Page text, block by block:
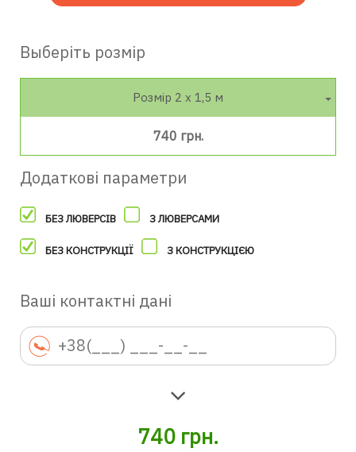
Выберіть розмір
Розмір 2 х 1,5 м
740 грн.
Додаткові параметри
БЕЗ ЛЮВЕРСІВ З ЛЮВЕРСАМИ
БЕЗ КОНСТРУКЦІЇ З КОНСТРУКЦІЄЮ
Ваші контактні дані
740 грн.